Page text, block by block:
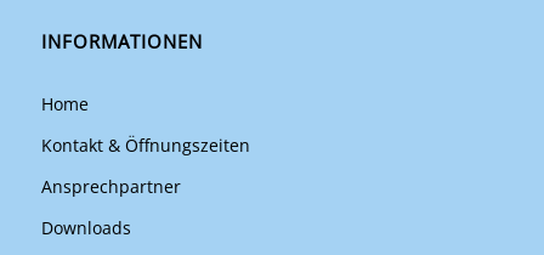
INFORMATIONEN
Home
Kontakt & Öffnungszeiten
Ansprechpartner
Downloads